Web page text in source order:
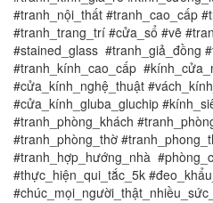
#tranh_nội_thất #tranh_cao_cấp
#tranh_trang_trí #cửa_sổ #vẽ
#stained_glass #tranh_giả_đồng
#tranh_kính_cao_cấp
#cửa_kính_nghệ_thuật
#cửa_kính_gluba_gluchip
#tranh_phòng_khách
#tranh_phòng_thờ
#tranh_hợp_hướng_nhà
#thực_hiện_qui_tắc_5k